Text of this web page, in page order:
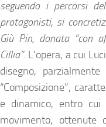
seguendo i percorsi
protagonisti, si
Giù Pin, donata “con
Cillia”. L’opera, a cui
disegno,
“Composizione”,
e dinamico, entro
movimento, ottenute